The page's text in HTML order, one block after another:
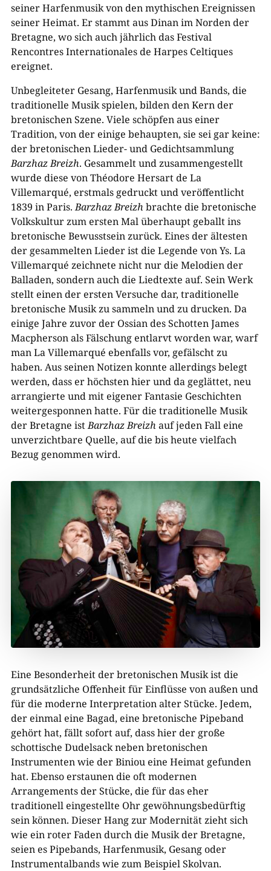
seiner Harfenmusik von den mythischen Ereignissen
seiner Heimat. Er stammt aus Dinan im Norden der
Bretagne, wo sich auch jährlich das Festival
Rencontres Internationales de Harpes Celtiques
ereignet.
Unbegleiteter Gesang, Harfenmusik und Bands, die
traditionelle Musik spielen, bilden den Kern der
bretonischen Szene. Viele schöpfen aus einer
Tradition, von der einige behaupten, sie sei gar keine:
der bretonischen Lieder- und Gedichtsammlung
Barzhaz Breizh. Gesammelt und zusammengestellt
wurde diese von Théodore Hersart de La
Villemarqué, erstmals gedruckt und veröffentlicht
1839 in Paris.Barzhaz Breizh brachte die bretonische
Volkskultur zum ersten Mal überhaupt geballt ins
bretonische Bewusstsein zurück. Eines der ältesten
der gesammelten Lieder ist die Legende von Ys. La
Villemarqué zeichnete nicht nur die Melodien der
Balladen, sondern auch die Liedtexte auf. Sein Werk
stellt einen der ersten Versuche dar, traditionelle
bretonische Musik zu sammeln und zu drucken. Da
einige Jahre zuvor der Ossian des Schotten James
Macpherson als Fälschung entlarvt worden war, warf
man La Villemarqué ebenfalls vor, gefälscht zu
haben. Aus seinen Notizen konnte allerdings belegt
werden, dass er höchsten hier und da geglättet, neu
arrangierte und mit eigener Fantasie Geschichten
weitergesponnen hatte. Für die traditionelle Musik
der Bretagne istBarzhaz Breizh auf jeden Fall eine
unverzichtbare Quelle, auf die bis heute vielfach
Bezug genommen wird.
Eine Besonderheit der bretonischen Musik ist die
grundsätzliche Offenheit für Einflüsse von außen und
für die moderne Interpretation alter Stücke. Jedem,
der einmal eine Bagad, eine bretonische Pipeband
gehört hat, fällt sofort auf, dass hier der große
schottische Dudelsack neben bretonischen
Instrumenten wie der Biniou eine Heimat gefunden
hat. Ebenso erstaunen die oft modernen
Arrangements der Stücke, die für das eher
traditionell eingestellte Ohr gewöhnungsbedürftig
sein können. Dieser Hang zur Modernität zieht sich
wie ein roter Faden durch die Musik der Bretagne,
seien es Pipebands, Harfenmusik, Gesang oder
Instrumentalbands wie zum Beispiel Skolvan.